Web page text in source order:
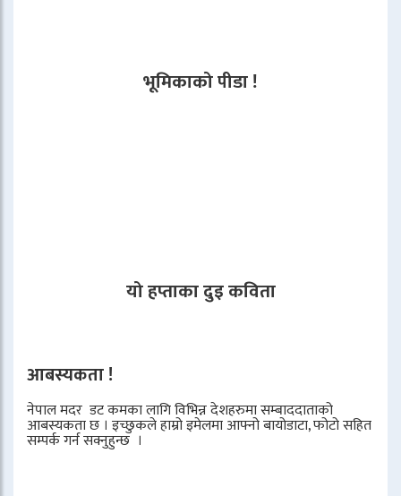
भूमिकाको पीडा !
यो हप्ताका दुइ कविता
आबस्यकता !
नेपाल मदर डट कमका लागि विभिन्न देशहरुमा सम्बाददाताको
आबस्यकता छ । इच्छुकले हाम्रो इमेलमा आफ्नो बायोडाटा, फोटो सहित
सम्पर्क गर्न सक्नुहुन्छ ।